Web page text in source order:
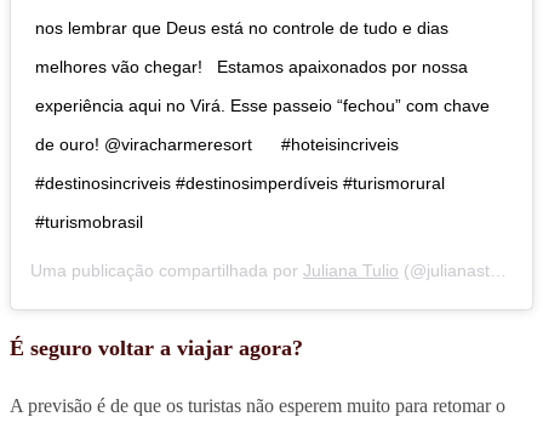
nos lembrar que Deus está no controle de tudo e dias
melhores vão chegar! ⁣ ⁣ Estamos apaixonados por nossa
experiência aqui no Virá. Esse passeio “fechou” com chave
de ouro! @viracharmeresort ⁣ ⁣ ⁣ ⁣ ⁣ #hoteisincriveis
#destinosincriveis #destinosimperdíveis #turismorural
#turismobrasil
Uma publicação compartilhada por Juliana Tulio (@julianastulio) em
É seguro voltar a viajar agora?
A previsão é de que os turistas não esperem muito para retomar o